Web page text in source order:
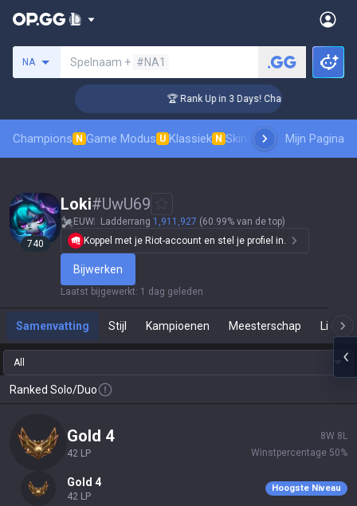
NA Spelnaam + #NA1
🏆 Rank Up in 3 Days! Challenger Coaching
Champions N Game Modus U Klassiek N SkinsranglijstMijn Pagina
740
Loki#UwU69
EUW Ladderrang 1,911,927 (60.99% van de top)
Koppel met je Riot-account en stel je profiel in.
Bijwerken
Laatst bijgewerkt: 1 dag geleden
Samenvatting Stijl Kampioenen Meesterschap Live
All
Ranked Solo/Duo
gold 4
42 LP
8W 8 L
Winstpercentage 50%
gold 4
42 LP
Hoogste Niveau